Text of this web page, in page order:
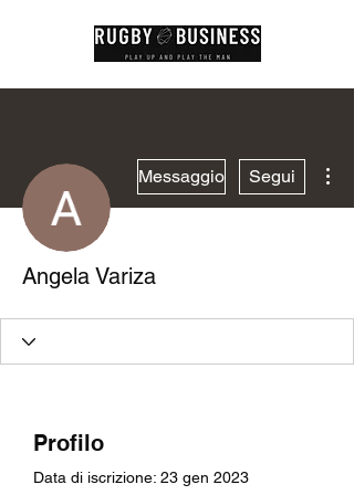
Messaggio Segui
Angela Variza
Profilo
Data di iscrizione: 23 gen 2023